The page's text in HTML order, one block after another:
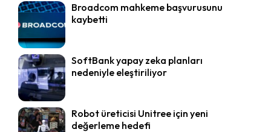
Broadcom mahkeme başvurusunu
kaybetti
SoftBank yapay zeka planları
nedeniyle eleştiriliyor
Robot üreticisi Unitree için yeni
değerleme hedefi